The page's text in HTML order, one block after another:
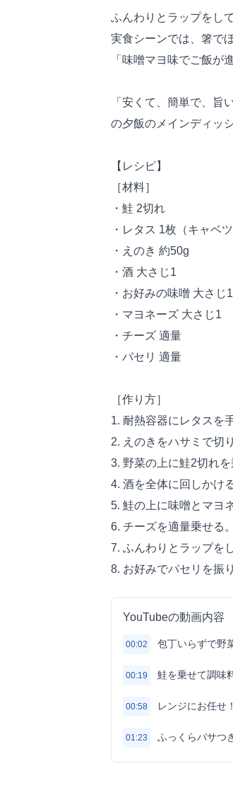
ふんわりとラップをし
実食シーンでは、箸で
「味噌マヨ味でご飯が
「安くて、簡単で、旨
の夕飯のメインディッ
【レシピ】
［材料］
・鮭 2切れ
・レタス 1枚（キャベ
・えのき 約50g
・酒 大さじ1
・お好みの味噌 大さじ
・マヨネーズ 大さじ1
・チーズ 適量
・パセリ 適量
［作り方］
1. 耐熱容器にレタスを
2. えのきをハサミで切
3. 野菜の上に鮭2切れを
4. 酒を全体に回しかける
5. 鮭の上に味噌とマヨ
6. チーズを適量乗せる。
7. ふんわりとラップを
8. お好みでパセリを振
YouTubeの動画内容
00:02 包丁いらずで野
00:19 鮭を乗せて調味
00:58 レンジにお任せ
01:23 ふっくらパサつ